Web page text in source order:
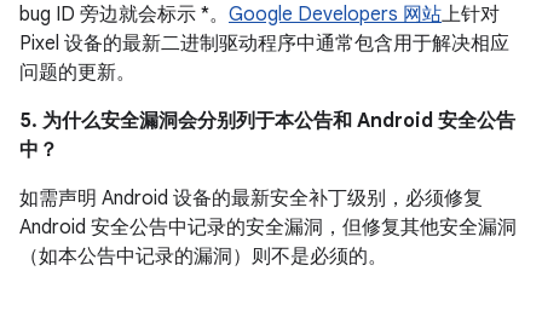
bug ID 旁边就会标示 *。 Google Developers 网站上针对
Pixel 设备的最新二进制驱动程序中通常包含用于解决相应
问题的更新。
5. 为什么安全漏洞会分别列于本公告和 Android 安全公告
中？
如需声明 Android 设备的最新安全补丁级别，必须修复
Android 安全公告中记录的安全漏洞，但修复其他安全漏洞
（如本公告中记录的漏洞）则不是必须的。